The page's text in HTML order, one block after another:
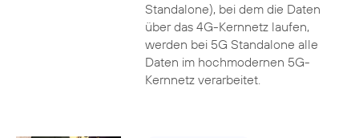
Standalone), bei dem die Daten
über das 4G-Kernnetz laufen,
werden bei 5G Standalone alle
Daten im hochmodernen 5G-
Kernnetz verarbeitet.